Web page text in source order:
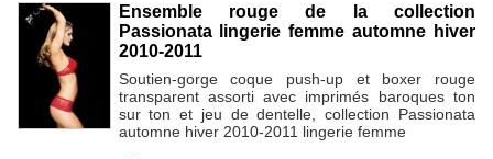
Ensemble rouge de la collection
Passionata lingerie femme automne hiver
2010-2011
Soutien-gorge coque push-up et boxer rouge
transparent assorti avec imprimés baroques ton
sur ton et jeu de dentelle, collection Passionata
automne hiver 2010-2011 lingerie femme